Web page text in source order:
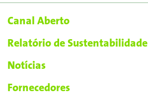
Canal Aberto
Relatório de Sustentabilidade
Notícias
Fornecedores